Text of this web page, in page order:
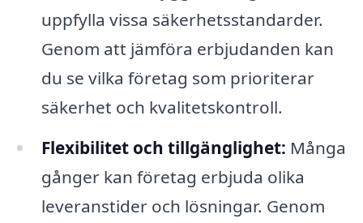
uppfylla vissa säkerhetsstandarder.
Genom att jämföra erbjudanden kan
du se vilka företag som prioriterar
säkerhet och kvalitetskontroll.
Flexibilitet och tillgänglighet: Många
gånger kan företag erbjuda olika
leveranstider och lösningar. Genom